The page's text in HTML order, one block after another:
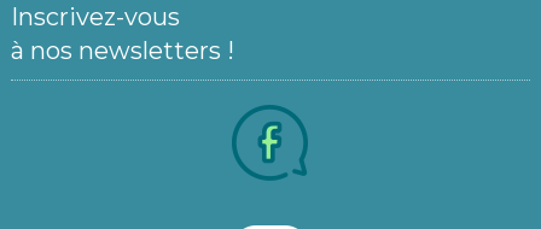
Inscrivez-vous
à nos newsletters !